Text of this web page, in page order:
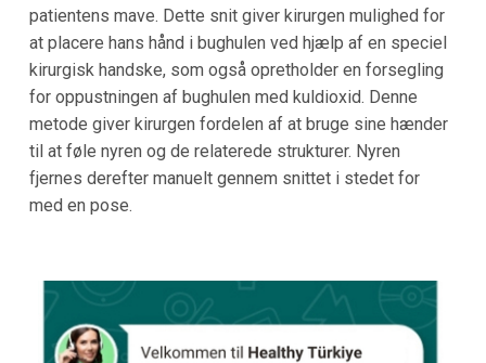
patientens mave. Dette snit giver kirurgen mulighed for
at placere hans hånd i bughulen ved hjælp af en speciel
kirurgisk handske, som også opretholder en forsegling
for oppustningen af bughulen med kuldioxid. Denne
metode giver kirurgen fordelen af at bruge sine hænder
til at føle nyren og de relaterede strukturer. Nyren
fjernes derefter manuelt gennem snittet i stedet for
med en pose.